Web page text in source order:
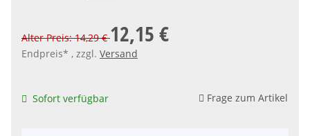
Alter Preis: 14,29 €12,15 €
Endpreis* , zzgl. Versand
Sofort verfügbar Frage zum Artikel